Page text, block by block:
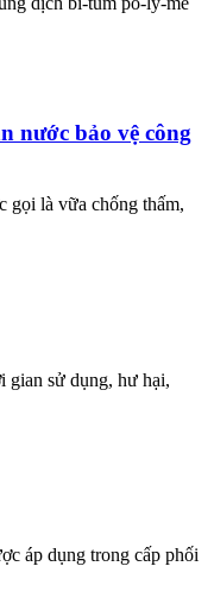
nước bảo vệ công
gọi là vữa chống thấm,
gian sử dụng, hư hại,
áp dụng trong cấp phối